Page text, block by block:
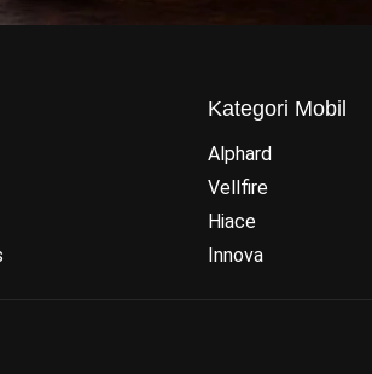
Kategori Mobil
Alphard
Vellfire
Hiace
Innova